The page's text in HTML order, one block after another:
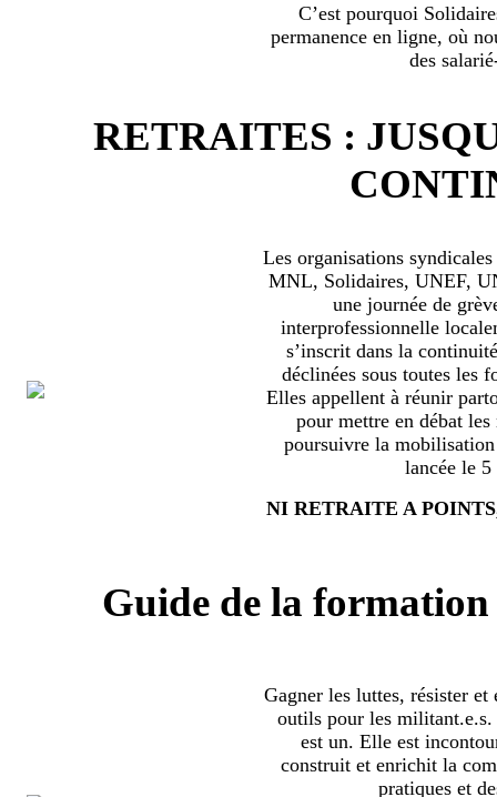
C’est pourquoi
permanence en ligne, où
des
RETRAITES :
Les organisations
MNL, Solidaires, UNEF,
une journée de
interprofessionnelle
s’inscrit dans la
déclinées sous toutes les
Elles appellent à réunir
pour mettre en débat
poursuivre la
lancée le 5
NI RETRAITE A
Guide de la
Gagner les luttes, résister et
outils pour les
est un. Elle est
construit et enrichit la
pratiques et